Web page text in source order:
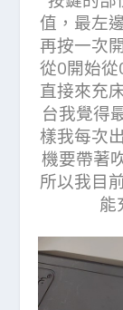
值，最左
再按一次
從0開始
直接來充
台我覺得
樣我每次
機要帶著
所以我目
能